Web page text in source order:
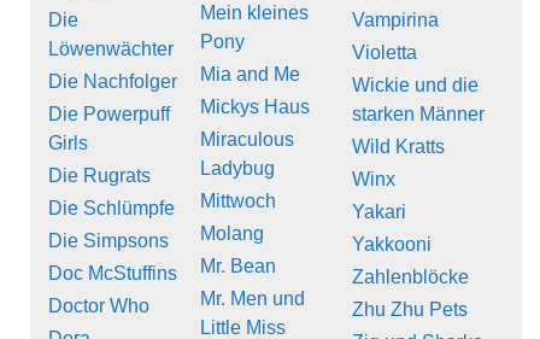
Die
Löwenwächter
Die Nachfolger
Die Powerpuff
Girls
Die Rugrats
Die Schlümpfe
Die Simpsons
Doc McStuffins
Doctor Who
Mein kleines
Pony
Mia and Me
Mickys Haus
Miraculous
Ladybug
Mittwoch
Molang
Mr. Bean
Mr. Men und
Little Miss
Vampirina
Violetta
Wickie und die
starken Männer
Wild Kratts
Winx
Yakari
Yakkooni
Zahlenblöcke
Zhu Zhu Pets